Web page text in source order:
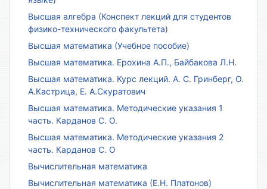
Высшая алгебра (Конспект лекций для студентов
физико-технического факультета)
Высшая математика (Учебное пособие)
Высшая математика. Ерохина А.П., Байбакова Л.Н.
Высшая математика. Курс лекций. А. С. Гринберг, О.
А.Кастрица, Е. А.Скуратович
Высшая математика. Методические указания 1
часть. Карданов С. О.
Высшая математика. Методические указания 2
часть. Карданов С. О
Вычислительная математика
Вычислительная математика (Е.Н. Платонов)